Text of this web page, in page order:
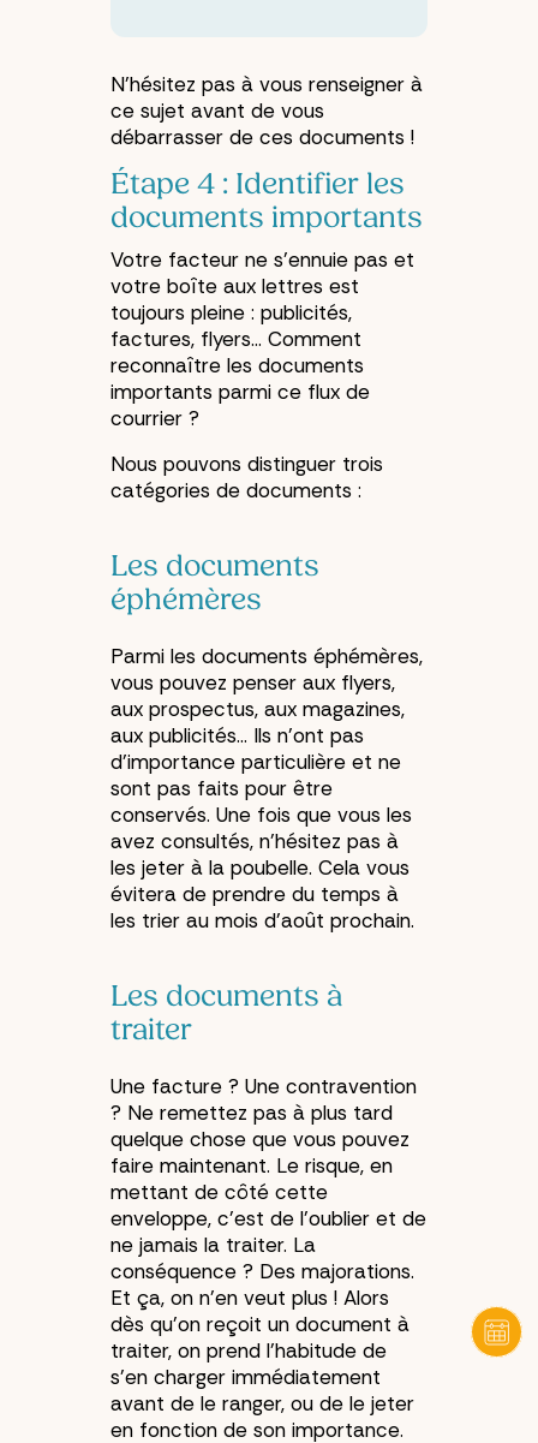
N’hésitez pas à vous renseigner à
ce sujet avant de vous
débarrasser de ces documents !
Étape 4 : Identifier les
documents importants
Votre facteur ne s’ennuie pas et
votre boîte aux lettres est
toujours pleine : publicités,
factures, flyers… Comment
reconnaître les documents
importants parmi ce flux de
courrier ?
Nous pouvons distinguer trois
catégories de documents :
Les documents
éphémères
Parmi les documents éphémères,
vous pouvez penser aux flyers,
aux prospectus, aux magazines,
aux publicités… Ils n’ont pas
d’importance particulière et ne
sont pas faits pour être
conservés. Une fois que vous les
avez consultés, n’hésitez pas à
les jeter à la poubelle. Cela vous
évitera de prendre du temps à
les trier au mois d’août prochain.
Les documents à
traiter
Une facture ? Une contravention
? Ne remettez pas à plus tard
quelque chose que vous pouvez
faire maintenant. Le risque, en
mettant de côté cette
enveloppe, c’est de l’oublier et de
ne jamais la traiter. La
conséquence ? Des majorations.
Et ça, on n’en veut plus ! Alors
dès qu’on reçoit un document à
traiter, on prend l’habitude de
s’en charger immédiatement
avant de le ranger, ou de le jeter
en fonction de son importance.